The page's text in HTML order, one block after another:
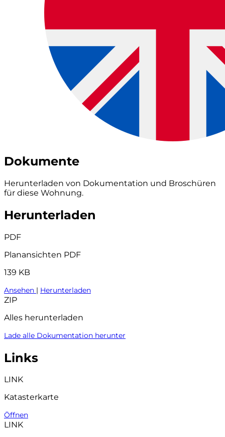
Dokumente
Herunterladen von Dokumentation und Broschüren
für diese Wohnung.
Herunterladen
PDF
Planansichten PDF
139 KB
Ansehen | Herunterladen
ZIP
Alles herunterladen
Lade alle Dokumentation herunter
Links
LINK
Katasterkarte
Öffnen
LINK